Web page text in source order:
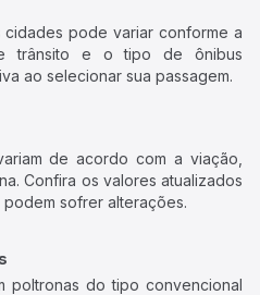
pode variar conforme a
trânsito e o tipo de ônibus
ao selecionar sua passagem.
de acordo com a viação,
Confira os valores atualizados
sofrer alterações.
poltronas do tipo convencional